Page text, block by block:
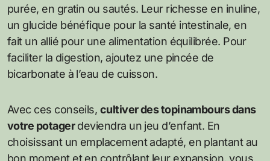
purée, en gratin ou sautés. Leur richesse en inuline,
un glucide bénéfique pour la santé intestinale, en
fait un allié pour une alimentation équilibrée. Pour
faciliter la digestion, ajoutez une pincée de
bicarbonate à l’eau de cuisson.
Avec ces conseils, cultiver des topinambours dans
votre potagerdeviendra un jeu d’enfant. En
choisissant un emplacement adapté, en plantant au
bon moment et en contrôlant leur expansion, vous